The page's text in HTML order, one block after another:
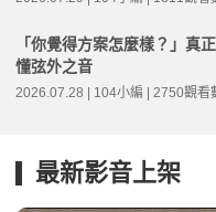
「你覺得方案怎麼樣？」真
懂弦外之音
2026.07.28 | 104小編 | 2750觀看
最新影音上架